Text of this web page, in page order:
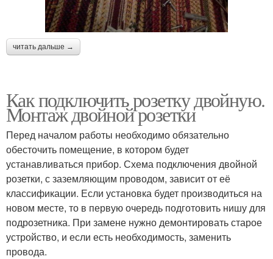
читать дальше →
Как подключить розетку двойную.
Монтаж двойной розетки
Перед началом работы необходимо обязательно
обесточить помещение, в котором будет
устанавливаться прибор. Схема подключения двойной
розетки, с заземляющим проводом, зависит от её
классификации. Если установка будет производиться на
новом месте, то в первую очередь подготовить нишу для
подрозетника. При замене нужно демонтировать старое
устройство, и если есть необходимость, заменить
провода.